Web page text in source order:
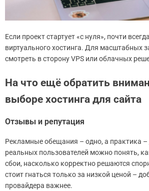
Если проект стартует «с нуля», почти
виртуального хостинга. Для масштабных
смотреть в сторону VPS или облачных
На что ещё обратить
выборе хостинга для сайта
Отзывы и репутация
Рекламные обещания – одно, а практика
реальных пользователей можно понять,
сбои, насколько корректно решаются
стоит гнаться только за низкой ценой –
провайдера важнее.